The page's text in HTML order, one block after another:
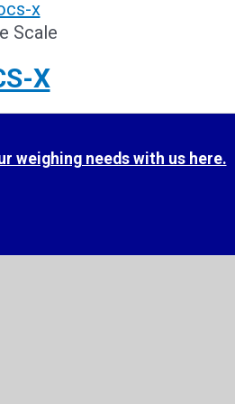
Scale
X
weighing needs with us here.